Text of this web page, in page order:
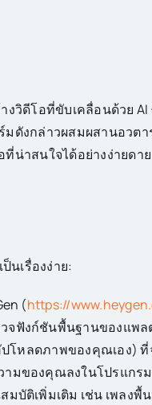
งวิดีโอที่ขับเคลื่อนด้วย
ดังกล่าวผสมผสานอวตา
น่าสนใจได้อย่างง่ายดาย
นเรื่องง่าย:
(https://
จฟังก์ชันพื้นฐานของแพล
ปโหลดภาพของคุณเอง
มของคุณลงในโปรแกร
มบัติเพิ่มเติม เช่น เพลง